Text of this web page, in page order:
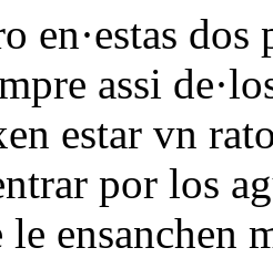
en·estas
assi
estar vn
por los
le ensanchen